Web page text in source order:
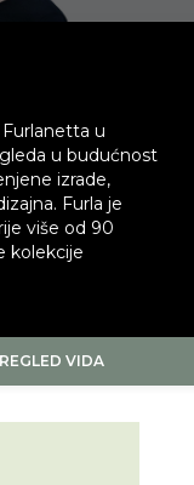
u
u budućnost
izrade,
Furla je
više od 90
kolekcije
VIDA